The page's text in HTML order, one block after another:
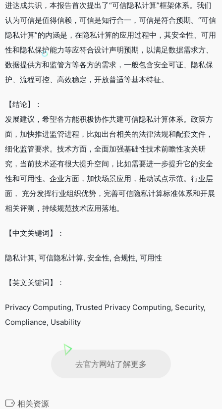
进达成共识，本报告首次提出了“可信隐私计算”框架体系。我们
认为可信是值得信赖，可信是知行合一，可信是符合预期。“可信
隐私计算”的内涵是，在隐私计算的应用过程中，其安全性、可用
性和隐私保护能力等应符合设计声明预期，以满足数据需求方、
数据提供方和监管方等各方的需求，一般包含安全可证、隐私保
护、流程可控、高效稳定，开放普适等基本特征。
【结论】：
发展建议，希望各方能积极协作共建可信隐私计算体系。政策方
面，加快推进监管进程，比如出台相关的法律法规和配套文件，
细化监管要求。技术方面，全面加强基础性技术前瞻性攻关研
究，当前技术还有很大提升空间，比如需要进一步提升它的安全
性和可用性。企业方面，加快场景应用，推动试点示范。行业层
面， 充分发挥行业组织优势，完善可信隐私计算标准体系和开展
相关评测，持续规范技术应用落地。
【中文关键词】：
隐私计算, 可信隐私计算, 安全性, 合规性, 可用性
【英文关键词】：
Privacy Computing, Trusted Privacy Computing, Security,
Compliance, Usability
去官方网站了解更多
相关资源